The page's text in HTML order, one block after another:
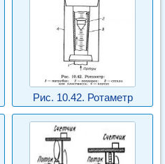
Рис. 10.42. Ротаметр